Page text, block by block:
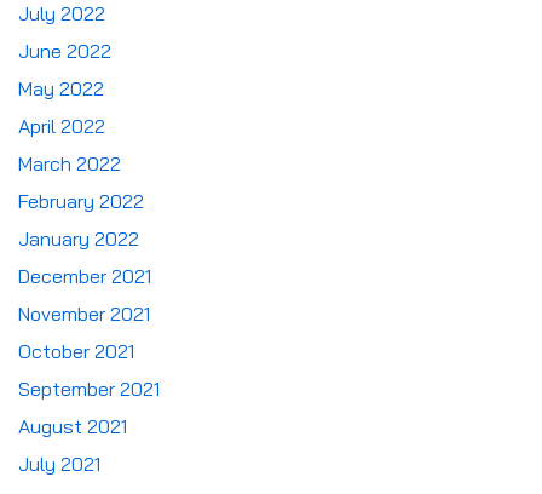
July 2022
June 2022
May 2022
April 2022
March 2022
February 2022
January 2022
December 2021
November 2021
October 2021
September 2021
August 2021
July 2021